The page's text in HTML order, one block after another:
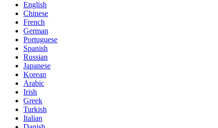
English
Chinese
French
German
Portuguese
Spanish
Russian
Japanese
Korean
Arabic
Irish
Greek
Turkish
Italian